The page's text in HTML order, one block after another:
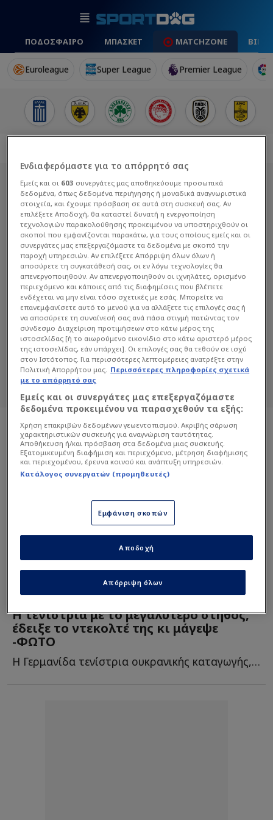
ΠΟΔΟΣΦΑΙΡΟ ΜΠΑΣΚΕΤ MATCHZONE
Euroleague Super League Premier League
ΕΎΑ ΛΙΣ
Διαβάστε όλα τα άρθρα του Sportdog
σχετικά με το θέμα Εύα Λις.
Sportdog: Πιστό στον φίλαθλο.
Tennis| 29/10/2025 - 07:46
Η τενίστρια με το μεγαλύτερο στήθος,
έδειξε το ντεκολτέ της κι μάγεψε
-ΦΩΤΟ
Η Γερμανίδα τενίστρια ουκρανικής καταγωγής, Έβα Λις, ε...
Ενδιαφερόμαστε για το απόρρητό σας
Εμείς και οι 603 συνεργάτες μας αποθηκεύουμε προσωπικά
δεδομένα, όπως δεδομένα περιήγησης ή μοναδικά αναγνωριστικά
στοιχεία, και έχουμε πρόσβαση σε αυτά στη συσκευή σας. Αν
επιλέξετε Αποδοχή, θα καταστεί δυνατή η ενεργοποίηση
τεχνολογιών παρακολούθησης προκειμένου να υποστηριχθούν οι
σκοποί που εμφανίζονται παρακάτω, για τους οποίους εμείς και οι
συνεργάτες μας επεξεργαζόμαστε τα δεδομένα με σκοπό την
παροχή υπηρεσιών. Αν επιλέξετε Απόρριψη όλων όλων ή
αποσύρετε τη συγκατάθεσή σας, οι εν λόγω τεχνολογίες θα
απενεργοποιηθούν. Αν απενεργοποιηθούν οι ιχνηλάτες, ορισμένο
περιεχόμενο και κάποιες από τις διαφημίσεις που βλέπετε
ενδέχεται να μην είναι τόσο σχετικές με εσάς. Μπορείτε να
επανεμφανίσετε αυτό το μενού για να αλλάξετε τις επιλογές σας ή
να αποσύρετε τη συναίνεσή σας ανά πάσα στιγμή πατώντας τον
σύνδεσμο Διαχείριση προτιμήσεων στο κάτω μέρος της
ιστοσελίδας [ή το αιωρούμενο εικονίδιο στο κάτω αριστερό μέρος
της ιστοσελίδας, εάν υπάρχει]. Οι επιλογές σας θα τεθούν σε ισχύ
στον Ιστότοπος. Για περισσότερες λεπτομέρειες ανατρέξτε στην
Πολιτική Απορρήτου μας. Περισσότερες πληροφορίες σχετικά
με το απόρρητό σας
Εμείς και οι συνεργάτες μας επεξεργαζόμαστε
δεδομένα προκειμένου να παρασχεθούν τα εξής:
Χρήση επακριβών δεδομένων γεωεντοπισμού. Ακριβής σάρωση
χαρακτηριστικών συσκευής για αναγνώριση ταυτότητας.
Αποθήκευση ή/και πρόσβαση στα δεδομένα μιας συσκευής.
Εξατομικευμένη διαφήμιση και περιεχόμενο, μέτρηση διαφήμισης
και περιεχομένου, έρευνα κοινού και ανάπτυξη υπηρεσιών.
Κατάλογος συνεργατών (προμηθευτές)
Εμφάνιση σκοπών
Απόρριψη όλων
Αποδοχή